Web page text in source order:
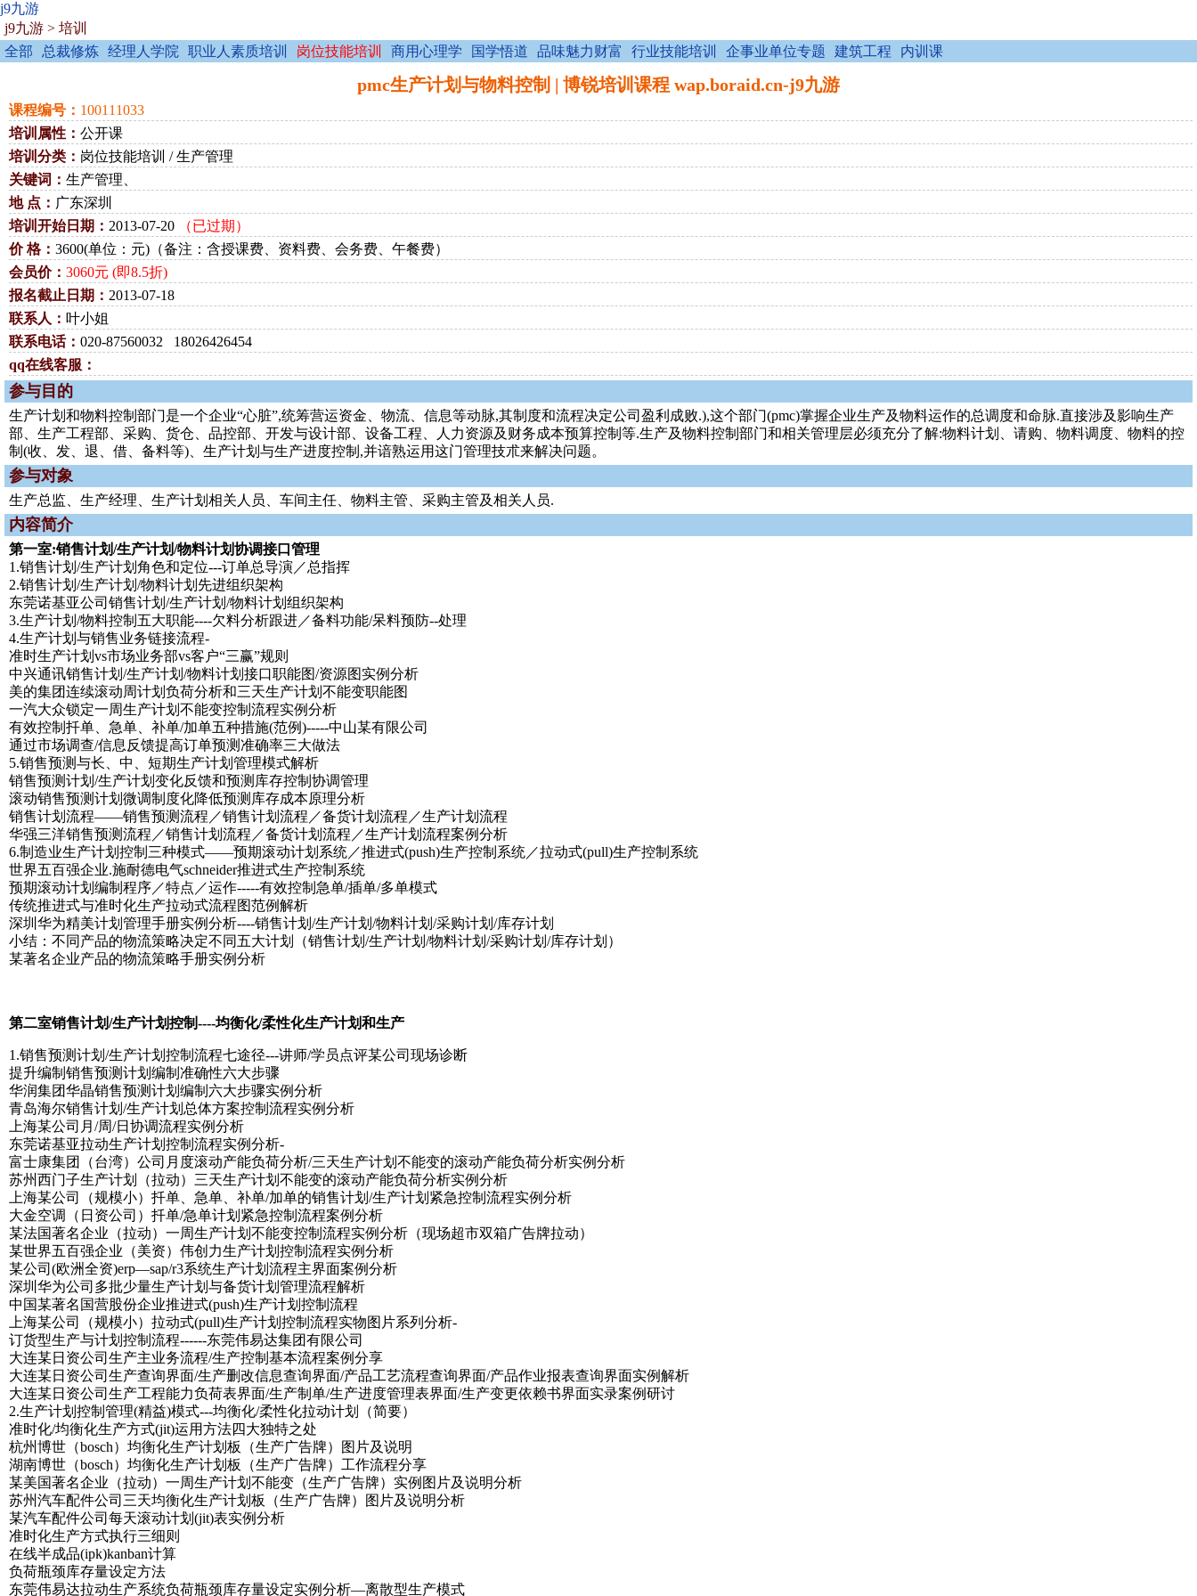
j9九游
j9九游 > 培训
全部
总裁修炼 经理人学院 职业人素质培训 岗位技能培训 商用心理学 国学悟道 品味魅力财富 行业技能培训 企事业单位专题 建筑工程 内训课
pmc生产计划与物料控制 | 博锐培训课程 wap.boraid.cn-j9九游
课程编号： 100111033
培训属性： 公开课
培训分类： 岗位技能培训 / 生产管理
关键词： 生产管理、
地 点： 广东深圳
培训开始日期： 2013-07-20
（已过期）
价 格： 3600(单位：元)（备注：含授课费、资料费、会务费、午餐费）
会员价： 3060元 (即8.5折)
报名截止日期： 2013-07-18
联系人： 叶小姐
联系电话： 020-87560032 18026426454
qq在线客服：
参与目的
生产计划和物料控制部门是一个企业“心脏”,统筹营运资金、物流、信息等动脉,其制度和流程决定公司盈利成败.),这个部门(pmc)掌握企业生产及物料运作的总调度和命脉.直接涉及影响生产
部、生产工程部、采购、货仓、品控部、开发与设计部、设备工程、人力资源及财务成本预算控制等.生产及物料控制部门和相关管理层必须充分了解:物料计划、请购、物料调度、物料的控
制(收、发、退、借、备料等)、生产计划与生产进度控制,并谙熟运用这门管理技朮来解决问题。
参与对象
生产总监、生产经理、生产计划相关人员、车间主任、物料主管、采购主管及相关人员.
内容简介
第一室:销售计划/生产计划/物料计划协调接口管理
1.销售计划/生产计划角色和定位---订单总导演／总指挥
2.销售计划/生产计划/物料计划先进组织架构
东莞诺基亚公司销售计划/生产计划/物料计划组织架构
3.生产计划/物料控制五大职能----欠料分析跟进／备料功能/呆料预防--处理
4.生产计划与销售业务链接流程-
准时生产计划vs市场业务部vs客户“三赢”规则
中兴通讯销售计划/生产计划/物料计划接口职能图/资源图实例分析
美的集团连续滚动周计划负荷分析和三天生产计划不能变职能图
一汽大众锁定一周生产计划不能变控制流程实例分析
有效控制扦单、急单、补单/加单五种措施(范例)-----中山某有限公司
通过市场调查/信息反馈提高订单预测准确率三大做法
5.销售预测与长、中、短期生产计划管理模式解析
销售预测计划/生产计划变化反馈和预测库存控制协调管理
滚动销售预测计划微调制度化降低预测库存成本原理分析
销售计划流程――销售预测流程／销售计划流程／备货计划流程／生产计划流程
华强三洋销售预测流程／销售计划流程／备货计划流程／生产计划流程案例分析
6.制造业生产计划控制三种模式――预期滚动计划系统／推进式(push)生产控制系统／拉动式(pull)生产控制系统
世界五百强企业.施耐德电气schneider推进式生产控制系统
预期滚动计划编制程序／特点／运作-----有效控制急单/插单/多单模式
传统推进式与准时化生产拉动式流程图范例解析
深圳华为精美计划管理手册实例分析----销售计划/生产计划/物料计划/采购计划/库存计划
小结：不同产品的物流策略决定不同五大计划（销售计划/生产计划/物料计划/采购计划/库存计划）
某著名企业产品的物流策略手册实例分析
第二室销售计划/生产计划控制----均衡化/柔性化生产计划和生产
1.销售预测计划/生产计划控制流程七途径---讲师/学员点评某公司现场诊断
提升编制销售预测计划编制准确性六大步骤
华润集团华晶销售预测计划编制六大步骤实例分析
青岛海尔销售计划/生产计划总体方案控制流程实例分析
上海某公司月/周/日协调流程实例分析
东莞诺基亚拉动生产计划控制流程实例分析-
富士康集团（台湾）公司月度滚动产能负荷分析/三天生产计划不能变的滚动产能负荷分析实例分析
苏州西门子生产计划（拉动）三天生产计划不能变的滚动产能负荷分析实例分析
上海某公司（规模小）扦单、急单、补单/加单的销售计划/生产计划紧急控制流程实例分析
大金空调（日资公司）扦单/急单计划紧急控制流程案例分析
某法国著名企业（拉动）一周生产计划不能变控制流程实例分析（现场超市双箱广告牌拉动）
某世界五百强企业（美资）伟创力生产计划控制流程实例分析
某公司(欧洲全资)erp—sap/r3系统生产计划流程主界面案例分析
深圳华为公司多批少量生产计划与备货计划管理流程解析
中国某著名国营股份企业推进式(push)生产计划控制流程
上海某公司（规模小）拉动式(pull)生产计划控制流程实物图片系列分析-
订货型生产与计划控制流程------东莞伟易达集团有限公司
大连某日资公司生产主业务流程/生产控制基本流程案例分享
大连某日资公司生产查询界面/生产删改信息查询界面/产品工艺流程查询界面/产品作业报表查询界面实例解析
大连某日资公司生产工程能力负荷表界面/生产制单/生产进度管理表界面/生产变更依赖书界面实录案例研讨
2.生产计划控制管理(精益)模式---均衡化/柔性化拉动计划（简要）
准时化/均衡化生产方式(jit)运用方法四大独特之处
杭州博世（bosch）均衡化生产计划板（生产广告牌）图片及说明
湖南博世（bosch）均衡化生产计划板（生产广告牌）工作流程分享
某美国著名企业（拉动）一周生产计划不能变（生产广告牌）实例图片及说明分析
苏州汽车配件公司三天均衡化生产计划板（生产广告牌）图片及说明分析
某汽车配件公司每天滚动计划(jit)表实例分析
准时化生产方式执行三细则
在线半成品(ipk)kanban计算
负荷瓶颈库存量设定方法
东莞伟易达拉动生产系统负荷瓶颈库存量设定实例分析—离散型生产模式